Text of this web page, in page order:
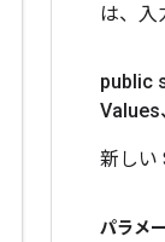
は、入
public
Values
新しい
パラメ